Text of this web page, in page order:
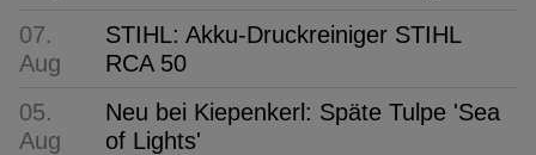
07.
Aug
STIHL: Akku-Druckreiniger STIHL
RCA 50
05.
Aug
Neu bei Kiepenkerl: Späte Tulpe 'Sea
of Lights'